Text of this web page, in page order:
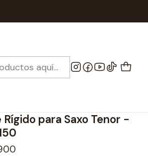
Rígido para Saxo Tenor -